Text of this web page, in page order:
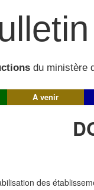
du ministère
A venir
des